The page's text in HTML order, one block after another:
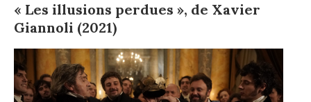
« Les illusions perdues », de Xavier
Giannoli (2021)